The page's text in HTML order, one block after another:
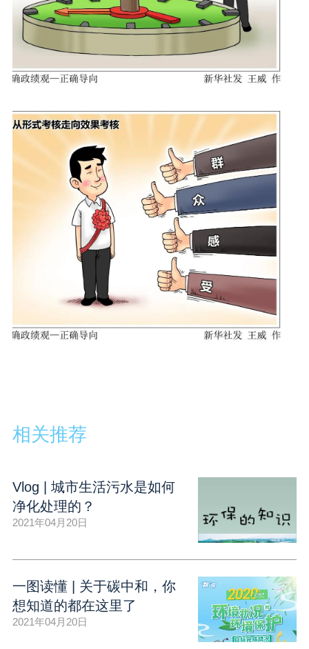
相关推荐
Vlog | 城市生活污水是如何
净化处理的？
2021年04月20日
一图读懂 | 关于碳中和，你
想知道的都在这里了
2021年04月20日